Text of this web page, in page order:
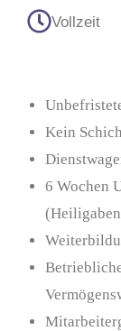
Vollzeit
Kein
6 Wochen